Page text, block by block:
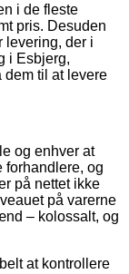
i de fleste
pris. Desuden
levering, der i
i Esbjerg,
til at levere
og enhver at
forhandlere, og
på nettet ikke
på varerne
– kolossalt, og
at kontrollere